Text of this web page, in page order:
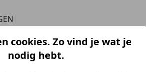
cookies. Zo vind je wat je
nodig hebt.